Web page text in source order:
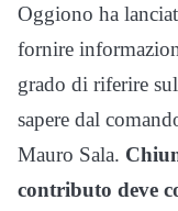
Oggiono ha
fornire
grado di riferire
sapere dal
Mauro Sala.
contributo deve